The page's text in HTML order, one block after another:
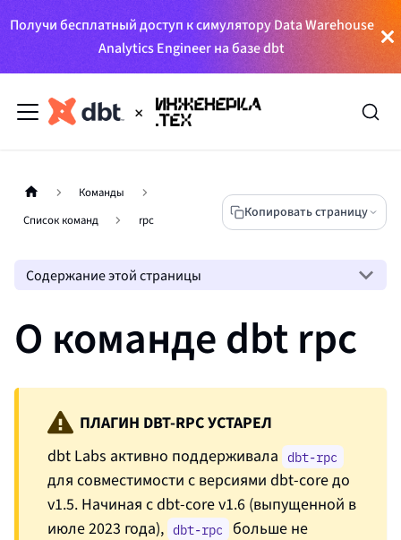
Получи бесплатный доступ к симулятору Data Warehouse
Analytics Engineer на базе dbt
Команды
Список команд
rpc Копировать страницу
Содержание этой страницы
О команде dbt rpc
ПЛАГИН DBT-RPC УСТАРЕЛ
dbt Labs активно поддерживала dbt-rpc
для совместимости с версиями dbt-core до
v1.5. Начиная с dbt-core v1.6 (выпущенной в
июле 2023 года), dbt-rpc больше не